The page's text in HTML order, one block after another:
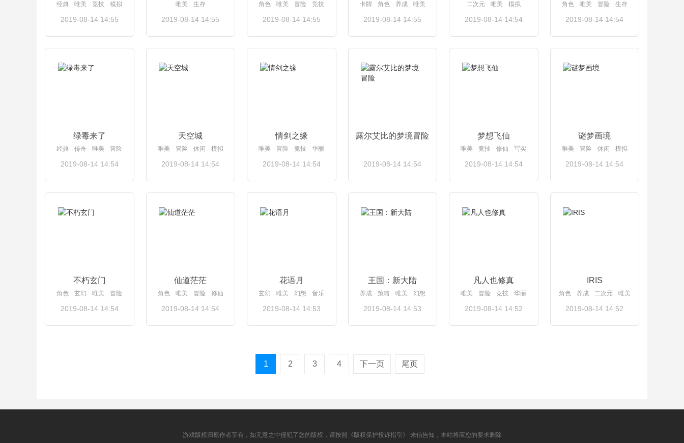
经典 唯美 竞技 模拟
2019-08-14 14:55
查看详情
唯美 生存
2019-08-14 14:55
查看详情
角色 唯美 冒险 竞技
2019-08-14 14:55
查看详情
卡牌 角色 养成 唯美
2019-08-14 14:55
查看详情
二次元 唯美 模拟
2019-08-14 14:54
查看详情
角色 唯美 冒险 生存
2019-08-14 14:54
查看详情
绿毒来了
经典 传奇 唯美 冒险
2019-08-14 14:54
查看详情
天空城
唯美 冒险 休闲 模拟
2019-08-14 14:54
查看详情
情剑之缘
唯美 冒险 竞技 华丽
2019-08-14 14:54
查看详情
露尔艾比的梦境冒险
2019-08-14 14:54
查看详情
梦想飞仙
唯美 竞技 修仙 写实
2019-08-14 14:54
查看详情
谜梦画境
唯美 冒险 休闲 模拟
2019-08-14 14:54
查看详情
不朽玄门
角色 玄幻 唯美 冒险
2019-08-14 14:54
仙道茫茫
角色 唯美 冒险 修仙
2019-08-14 14:54
花语月
玄幻 唯美 幻想 音乐
2019-08-14 14:53
王国：新大陆
养成 策略 唯美 幻想
2019-08-14 14:53
凡人也修真
唯美 冒险 竞技 华丽
2019-08-14 14:52
IRIS
角色 养成 二次元 唯美
2019-08-14 14:52
1 2 3 4 下一页 尾页
游戏版权归原作者享有，如无意之中侵犯了您的版权，请按照《版权保护投诉指引》 来信告知，本站将应您的要求删除